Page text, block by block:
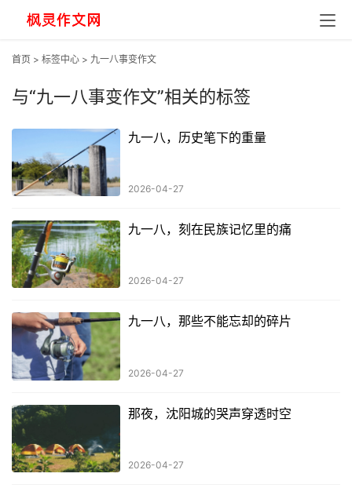
首页 > 标签中心 > 九一八事变作文
与“九一八事变作文”相关的标签
九一八，历史笔下的重量
2026-04-27
九一八，刻在民族记忆里的痛
2026-04-27
九一八，那些不能忘却的碎片
2026-04-27
那夜，沈阳城的哭声穿透时空
2026-04-27